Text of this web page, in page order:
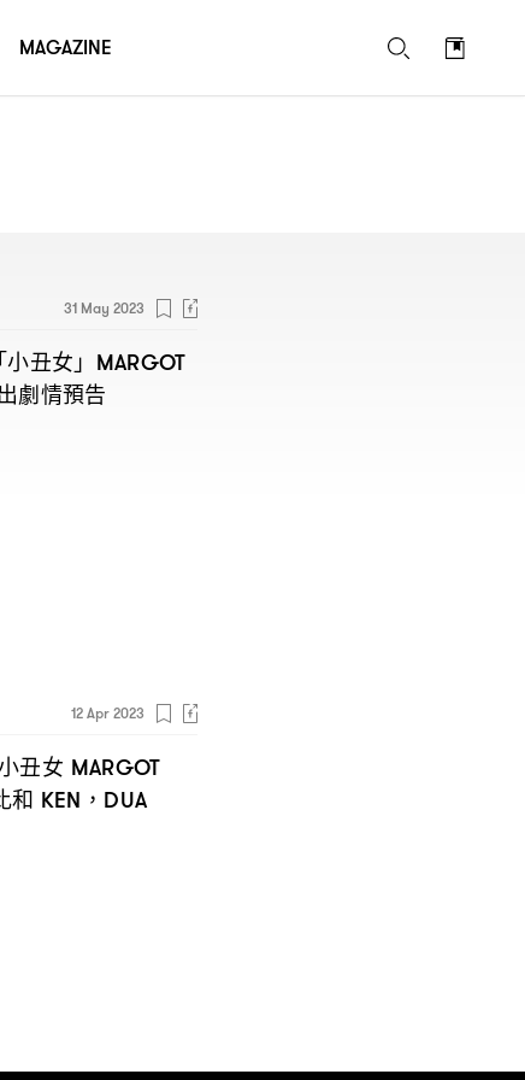
31 May 2023
「小丑女」 MARGOT
劇情預告
12 Apr 2023
丑女 MARGOT
和 KEN，DUA
MAGAZINE